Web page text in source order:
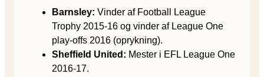
Barnsley: Vinder af Football League
Trophy 2015-16 og vinder af League One
play-offs 2016 (oprykning).
Sheffield United: Mester i EFL League One
2016-17.